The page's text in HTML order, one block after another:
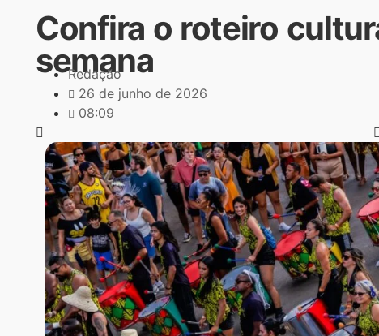
Confira o roteiro
semana
Redação
26 de junho de 2026
08:09